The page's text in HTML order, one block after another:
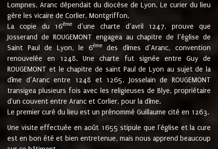
Lompnes, Aranc dépendait du diocèse de Lyon. Le curier du lieu
gère les vicaire de Corlier, Montgriffon.
La copie du 16ème
d’une charte d’avril 1247, prouve que
Josserand de ROUGEMONT engagea au chapitre de l’église de
Saint Paul de Lyon, le 6èmedes dîmes d’Aranc, convention
renouvelée en 1248. Une charte fut signée entre Guy de
ROUGEMONT et le chapitre de saint Paul de Lyon au sujet de la
dîme d’Aranc entre 1248 et 1265. Josselain de ROUGEMONT
transigea plusieurs fois avec les religieuses de Blye, propriétaire
d'un couvent entre Aranc et Corlier, pour la dîme.
Le premier curé du lieu est un prénommé Guillaume cité en 1263.
Une visite effectuée en août 1655 stipule que l'église et la cure
est en bon été et bien entretenue, mais nous apprend beaucoup